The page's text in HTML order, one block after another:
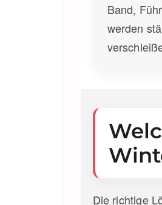
Band,
werden
Die richtige